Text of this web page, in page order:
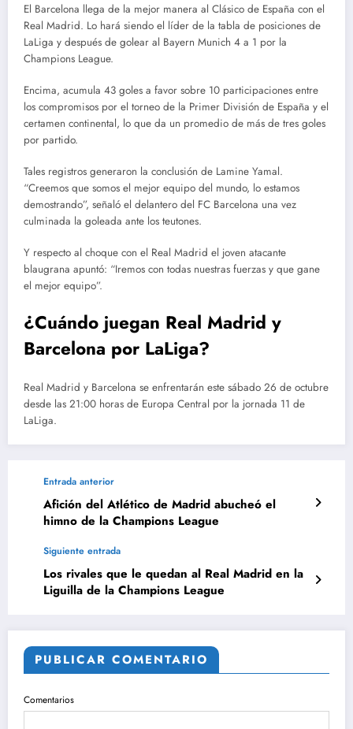
El Barcelona llega de la mejor manera al Clásico de España con el
Real Madrid. Lo hará siendo el líder de la tabla de posiciones de
LaLiga y después de golear al Bayern Munich 4 a 1 por la
Champions League.
Encima, acumula 43 goles a favor sobre 10 participaciones entre
los compromisos por el torneo de la Primer División de España y el
certamen continental, lo que da un promedio de más de tres goles
por partido.
Tales registros generaron la conclusión de Lamine Yamal.
“Creemos que somos el mejor equipo del mundo, lo estamos
demostrando”, señaló el delantero del FC Barcelona una vez
culminada la goleada ante los teutones.
Y respecto al choque con el Real Madrid el joven atacante
blaugrana apuntó: “Iremos con todas nuestras fuerzas y que gane
el mejor equipo”.
¿Cuándo juegan Real Madrid y
Barcelona por LaLiga?
Real Madrid y Barcelona se enfrentarán este sábado 26 de octubre
desde las 21:00 horas de Europa Central por la jornada 11 de
LaLiga.
Entrada anterior
Afición del Atlético de Madrid abucheó el
himno de la Champions League
Siguiente entrada
Los rivales que le quedan al Real Madrid en la
Liguilla de la Champions League
PUBLICAR COMENTARIO
Comentarios